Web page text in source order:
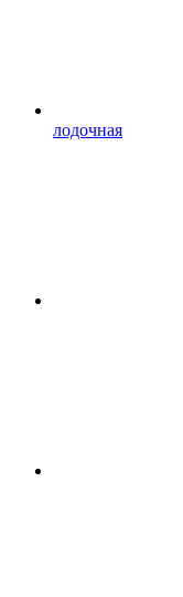
лодочная